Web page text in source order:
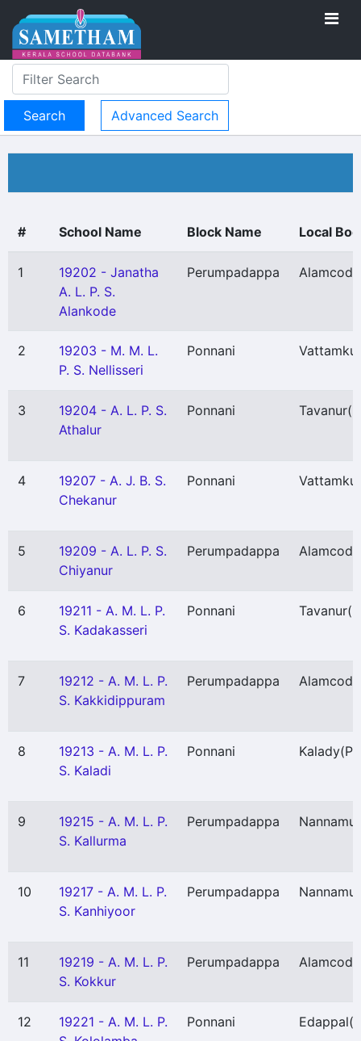
Advanced Search
# School Name Block Name Local
1
19202 - Janatha
A. L. P. S.
Alankode
Perumpadappa Alamcode
2
19203 - M. M. L.
P. S. Nellisseri
Ponnani
3
19204 - A. L. P. S.
Athalur
Ponnani Tavanur
4
19207 - A. J. B. S.
Chekanur
Ponnani
5
19209 - A. L. P. S.
Chiyanur
Perumpadappa Alamcode
6
19211 - A. M. L. P.
S. Kadakasseri
Ponnani Tavanur
7
19212 - A. M. L. P.
S. Kakkidippuram
Perumpadappa Alamcode
8
19213 - A. M. L. P.
S. Kaladi
Ponnani Kalady(P)
9
19215 - A. M. L. P.
S. Kallurma
Perumpadappa
10
19217 - A. M. L. P.
S. Kanhiyoor
Perumpadappa
11
19219 - A. M. L. P.
S. Kokkur
Perumpadappa Alamcode
12
19221 - A. M. L. P.
Ponnani Edappal